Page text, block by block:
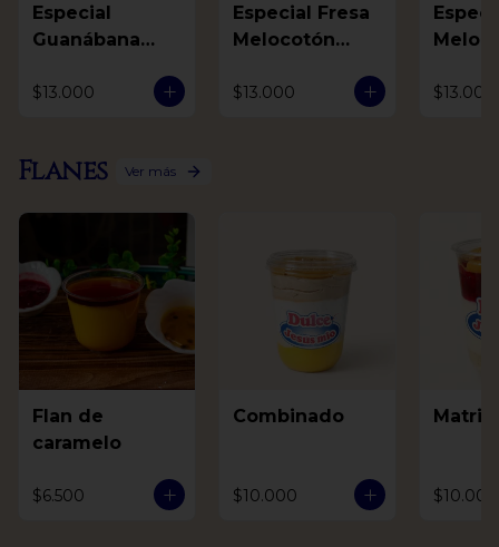
Especial
Guanábana
$13.000
Especial Fresa
Melocotón
$13.000
Especial
$13.000
Flanes Ver más
Flan de
caramelo
$6.500
Combinado
$10.000 $10.000